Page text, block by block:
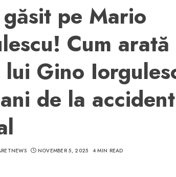
găsit pe Mario
Cum
Gino
de la
NOVEMBER 5, 2025 4 MIN READ